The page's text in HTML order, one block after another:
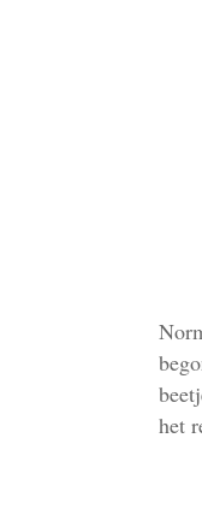
het